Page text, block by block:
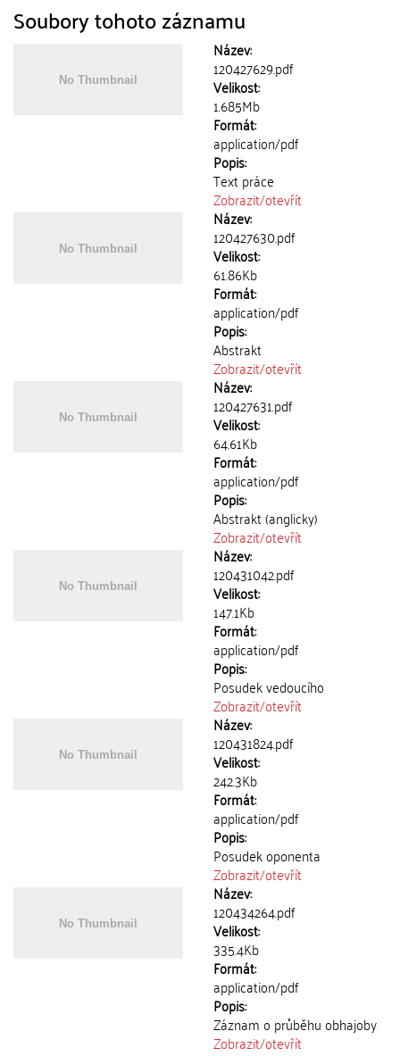
Soubory tohoto záznamu
Název:
120427629.pdf
Velikost:
1.685Mb
Formát:
application/pdf
Popis:
Text práce
Zobrazit/otevřít
Název:
120427630.pdf
Velikost:
61.86Kb
Formát:
application/pdf
Popis:
Abstrakt
Zobrazit/otevřít
Název:
120427631.pdf
Velikost:
64.61Kb
Formát:
application/pdf
Popis:
Abstrakt (anglicky)
Zobrazit/otevřít
Název:
120431042.pdf
Velikost:
147.1Kb
Formát:
application/pdf
Popis:
Posudek vedoucího
Zobrazit/otevřít
Název:
120431824.pdf
Velikost:
242.3Kb
Formát:
application/pdf
Popis:
Posudek oponenta
Zobrazit/otevřít
Název:
120434264.pdf
Velikost:
335.4Kb
Formát:
application/pdf
Popis:
Záznam o průběhu obhajoby
Zobrazit/otevřít